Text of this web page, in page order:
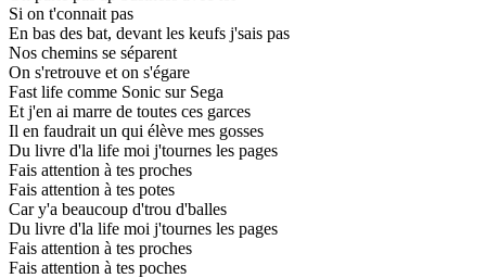
Si on t'connait pas
En bas des bat, devant les keufs j'sais pas
Nos chemins se séparent
On s'retrouve et on s'égare
Fast life comme Sonic sur Sega
Et j'en ai marre de toutes ces garces
Il en faudrait un qui élève mes gosses
Du livre d'la life moi j'tournes les pages
Fais attention à tes proches
Fais attention à tes potes
Car y'a beaucoup d'trou d'balles
Du livre d'la life moi j'tournes les pages
Fais attention à tes proches
Fais attention à tes poches